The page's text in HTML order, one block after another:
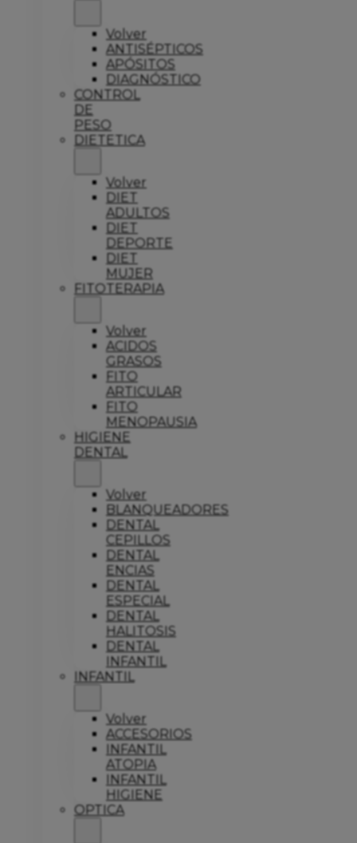
Volver
ANTISÉPTICOS
APÓSITOS
DIAGNÓSTICO
CONTROL
DE
PESO
DIETETICA
Volver
DIET
ADULTOS
DIET
DEPORTE
DIET
MUJER
FITOTERAPIA
Volver
ACIDOS
GRASOS
FITO
ARTICULAR
FITO
MENOPAUSIA
HIGIENE
DENTAL
Volver
BLANQUEADORES
DENTAL
CEPILLOS
DENTAL
ENCIAS
DENTAL
ESPECIAL
DENTAL
HALITOSIS
DENTAL
INFANTIL
INFANTIL
Volver
ACCESORIOS
INFANTIL
ATOPIA
INFANTIL
HIGIENE
OPTICA